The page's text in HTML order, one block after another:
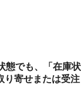
態でも、「在庫状
り寄せまたは受注